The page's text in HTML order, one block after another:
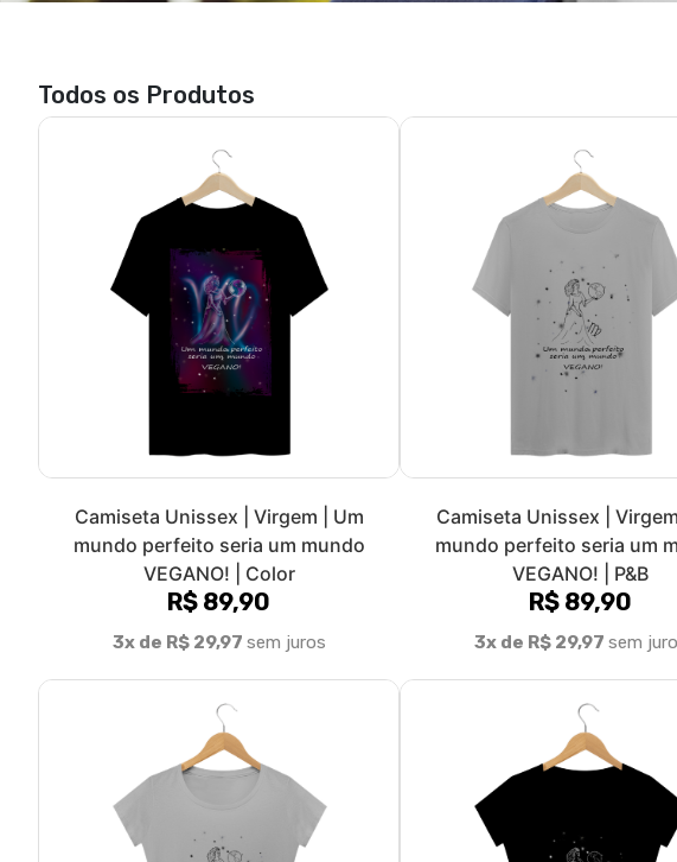
Camiseta Baby Long | Virgem | Um
mundo perfeito seria um mundo
VEGANO! | P&B
3x de R$ 29,97sem juros
Camiseta Baby Long |
mundo perfeito seria um
VEGANO! | P&B
3x de R$ 29,97sem juros